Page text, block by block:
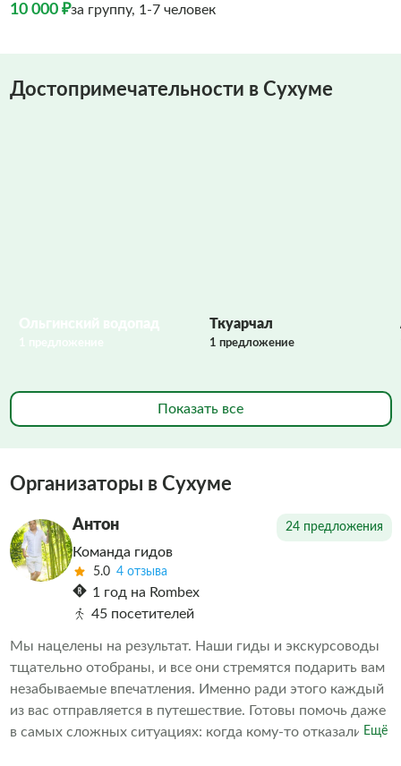
10 000 ₽за группу, 1-7 человек
Достопримечательности в Сухуме
Ткуарчал
1 предложение
Показать все
Организаторы в Сухуме
Антон 24 предложения
Команда гидов
5.0 4 отзыва
1 год на Rombex
45 посетителей
Мы нацелены на результат. Наши гиды и экскурсоводы
тщательно отобраны, и все они стремятся подарить вам
незабываемые впечатления. Именно ради этого каждый
из вас отправляется в путешествие. Готовы помочь даже
в самых сложных ситуациях: когда кому-то отказали вЕщё